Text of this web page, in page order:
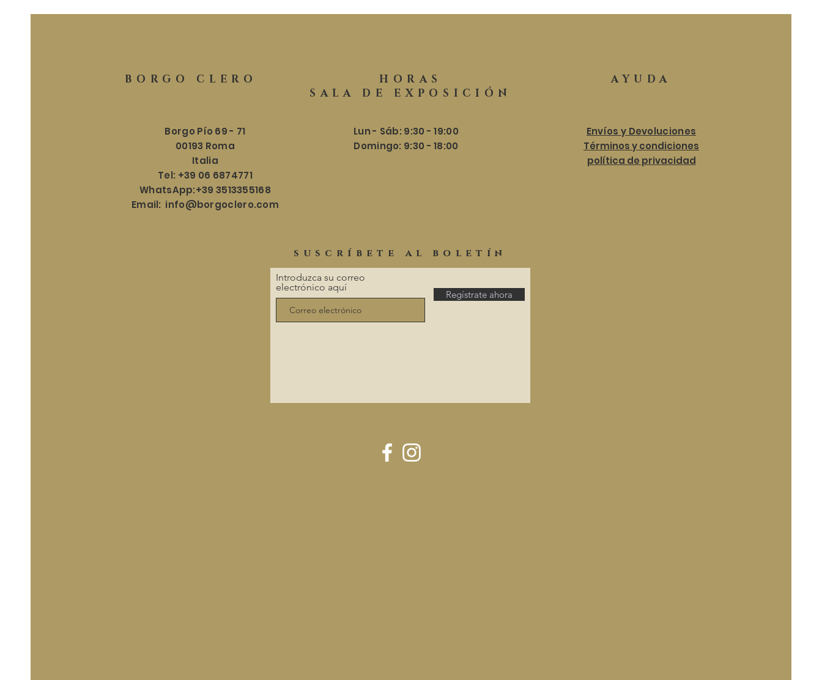
BORGO CLERO
HORAS
SALA DE EXPOSICIÓN
Borgo Pío 69 - 71
00193 Roma
Italia
Tel: +39 06 6874771
WhatsApp:+39 3513355168
Email: info@borgoclero.com
Lun - Sáb: 9:30 - 19:00
​​Domingo: 9:30 - 18:00
AYUDA
Envíos y Devoluciones
Términos y condiciones
política de privacidad
suscríbete al boletín
Introduzca su correo
electrónico aquí
Regístrate ahora